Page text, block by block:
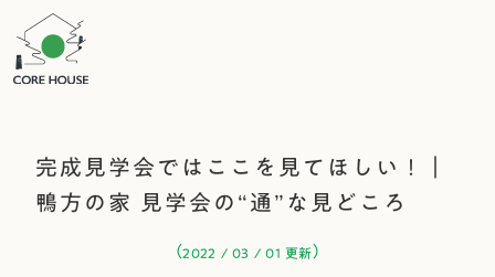
完成見学会ではここを見てほしい！｜
鴨方の家 見学会の“通”な見どころ
（2022 / 03 / 01 更新）